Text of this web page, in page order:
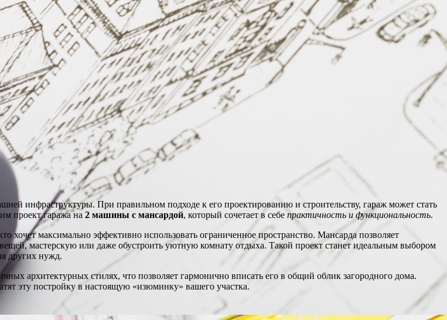
инфраструктуры. При правильном подходе к его проектированию и строительству, гараж может стать
проект гаража на 2 машины с мансардой, который сочетает в себе практичность и функциональность.
хочет максимально эффективно использовать ограниченное пространство. Мансарда позволяет
мастерскую или даже обустроить уютную комнату отдыха. Такой проект станет идеальным выбором
других нужд.
архитектурных стилях, что позволяет гармонично вписать его в общий облик загородного дома.
эту постройку в настоящую «изюминку» вашего участка.